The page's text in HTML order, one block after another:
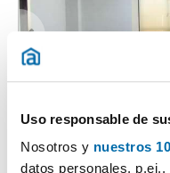
Uso responsable de
Nosotros y nuestros
datos personales,
2.500€